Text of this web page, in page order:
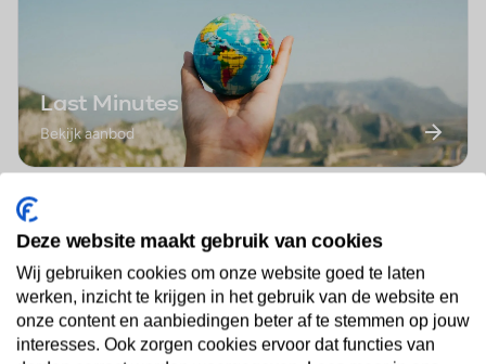
Last Minutes
Bekijk aanbod
Best geboekte vakanties in Playa Del
Deze website maakt gebruik van cookies
Wij gebruiken cookies om onze website goed te laten
werken, inzicht te krijgen in het gebruik van de website en
onze content en aanbiedingen beter af te stemmen op jouw
interesses. Ook zorgen cookies ervoor dat functies van